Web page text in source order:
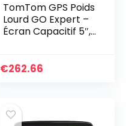
TomTom GPS Poids
Lourd GO Expert –
Écran Capacitif 5″,
poids-lourd,
zones de danger,
€262.66